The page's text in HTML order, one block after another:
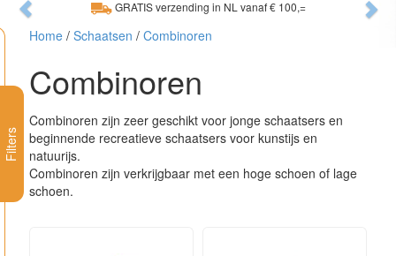
GRATIS verzending in NL vanaf € 100,=
Ruim assortiment, altijd wat naar wens!
Ruim assortiment,
Filters
Home / Schaatsen / Combinoren
Combinoren
Combinoren zijn zeer geschikt voor jonge schaatsers en
beginnende recreatieve schaatsers voor kunstijs en
natuurijs.
Combinoren zijn verkrijgbaar met een hoge schoen of lage
schoen.